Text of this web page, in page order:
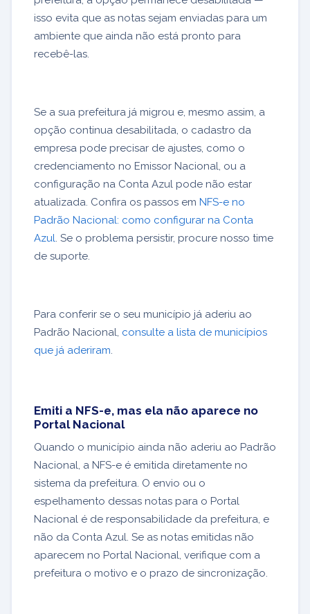
isso evita que as notas sejam enviadas para um
ambiente que ainda não está pronto para
recebê-las.
Se a sua prefeitura já migrou e, mesmo assim, a
opção continua desabilitada, o cadastro da
empresa pode precisar de ajustes, como o
credenciamento no Emissor Nacional, ou a
configuração na Conta Azul pode não estar
atualizada. Confira os passos em NFS-e no
Padrão Nacional: como configurar na Conta
Azul. Se o problema persistir, procure nosso time
de suporte.
Para conferir se o seu município já aderiu ao
Padrão Nacional, consulte a lista de municípios
que já aderiram.
Emiti a NFS-e, mas ela não aparece no
Portal Nacional
Quando o município ainda não aderiu ao Padrão
Nacional, a NFS-e é emitida diretamente no
sistema da prefeitura. O envio ou o
espelhamento dessas notas para o Portal
Nacional é de responsabilidade da prefeitura, e
não da Conta Azul. Se as notas emitidas não
aparecem no Portal Nacional, verifique com a
prefeitura o motivo e o prazo de sincronização.